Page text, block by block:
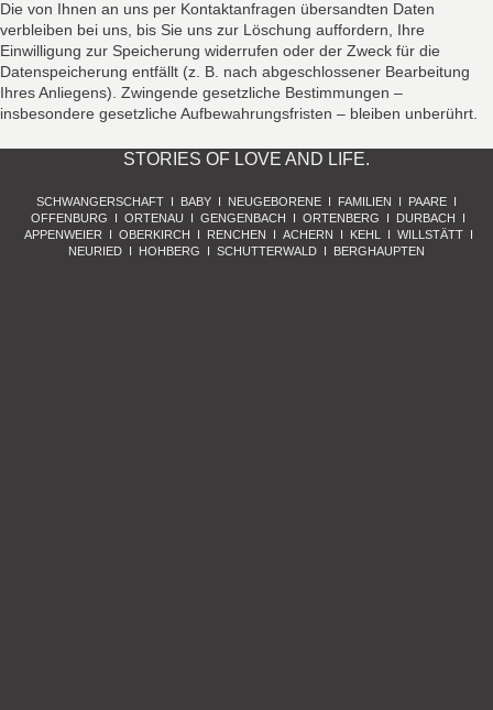
Die von Ihnen an uns per Kontaktanfragen übersandten Daten
verbleiben bei uns, bis Sie uns zur Löschung auffordern, Ihre
Einwilligung zur Speicherung widerrufen oder der Zweck für die
Datenspeicherung entfällt (z. B. nach abgeschlossener Bearbeitung
Ihres Anliegens). Zwingende gesetzliche Bestimmungen –
insbesondere gesetzliche Aufbewahrungsfristen – bleiben unberührt.
STORIES OF LOVE AND LIFE.
SCHWANGERSCHAFT I BABY I NEUGEBORENE I FAMILIEN I PAARE I
OFFENBURG I ORTENAU I GENGENBACH I ORTENBERG I DURBACH I
APPENWEIER I OBERKIRCH I RENCHEN I ACHERN I KEHL I WILLSTÄTT I
NEURIED I HOHBERG I SCHUTTERWALD I BERGHAUPTEN